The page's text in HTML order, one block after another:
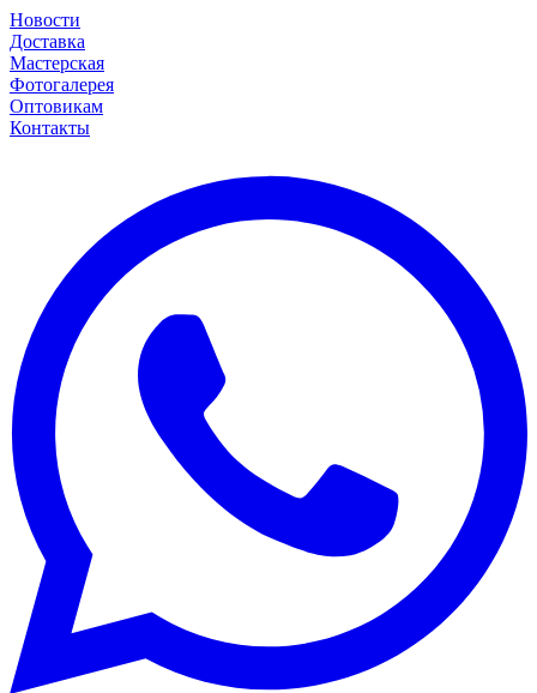
Новости
Доставка
Мастерская
Фотогалерея
Оптовикам
Контакты